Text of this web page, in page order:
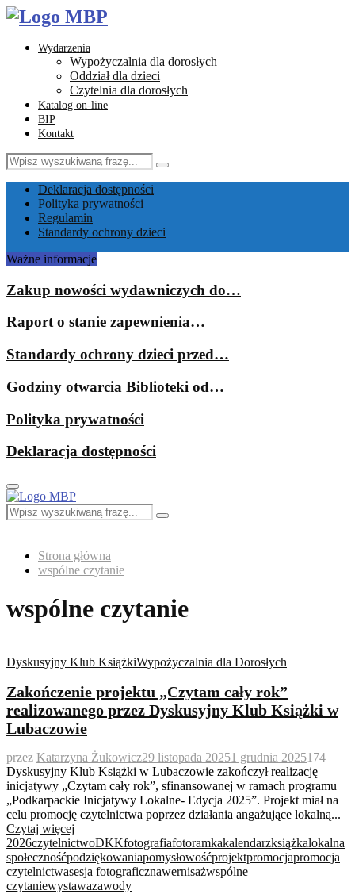
Wydarzenia
Wypożyczalnia dla dorosłych
Oddział dla dzieci
Czytelnia dla dorosłych
Katalog on-line
BIP
Kontakt
Search
for:
Search
Deklaracja dostępności
Polityka prywatności
Regulamin
Standardy ochrony dzieci
Ważne informacje
Zakup nowości wydawniczych do…
Raport o stanie zapewnienia…
Standardy ochrony dzieci przed…
Godziny otwarcia Biblioteki od…
Polityka prywatności
Deklaracja dostępności
Primary
Menu
Search
for:
Search
Strona główna
wspólne czytanie
wspólne czytanie
Dyskusyjny Klub KsiążkiWypożyczalnia dla Dorosłych
Zakończenie projektu „Czytam cały rok”
realizowanego przez Dyskusyjny Klub Książki w
Lubaczowie
przez Katarzyna Żukowicz29 listopada 20251 grudnia 2025174
Dyskusyjny Klub Książki w Lubaczowie zakończył realizację
inicjatywy „Czytam cały rok”, sfinansowanej w ramach programu
„Podkarpackie Inicjatywy Lokalne- Edycja 2025”. Projekt miał na
celu promocję czytelnictwa poprzez działania angażujące lokalną...
Czytaj więcej
2026czytelnictwoDKKfotografiafotoramkakalendarzksiążkalokalna
społecznośćpodziękowaniapomysłowośćprojektpromocjapromocja
czytelnictwasesja fotograficznawernisażwspólne
czytaniewystawazawody